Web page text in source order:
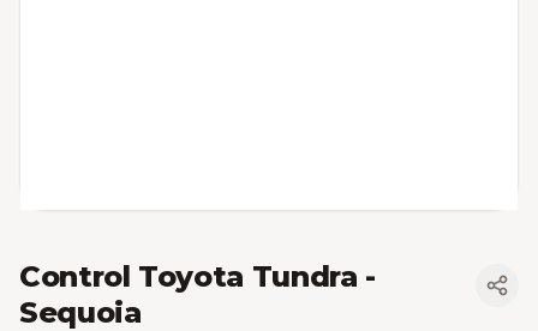
Control Toyota Tundra -
Sequoia